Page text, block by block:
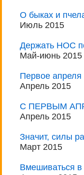
О быках и
Июль 2015
Держать НОС
Май-июнь 2015
Первое
Апрель 2015
С ПЕРВЫМ
Апрель 2015
Значит, силы
Март 2015
Вмешиваться